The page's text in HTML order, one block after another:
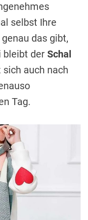
selbst Ihre
das gibt,
bleibt der Schal
auch nach
Tag.